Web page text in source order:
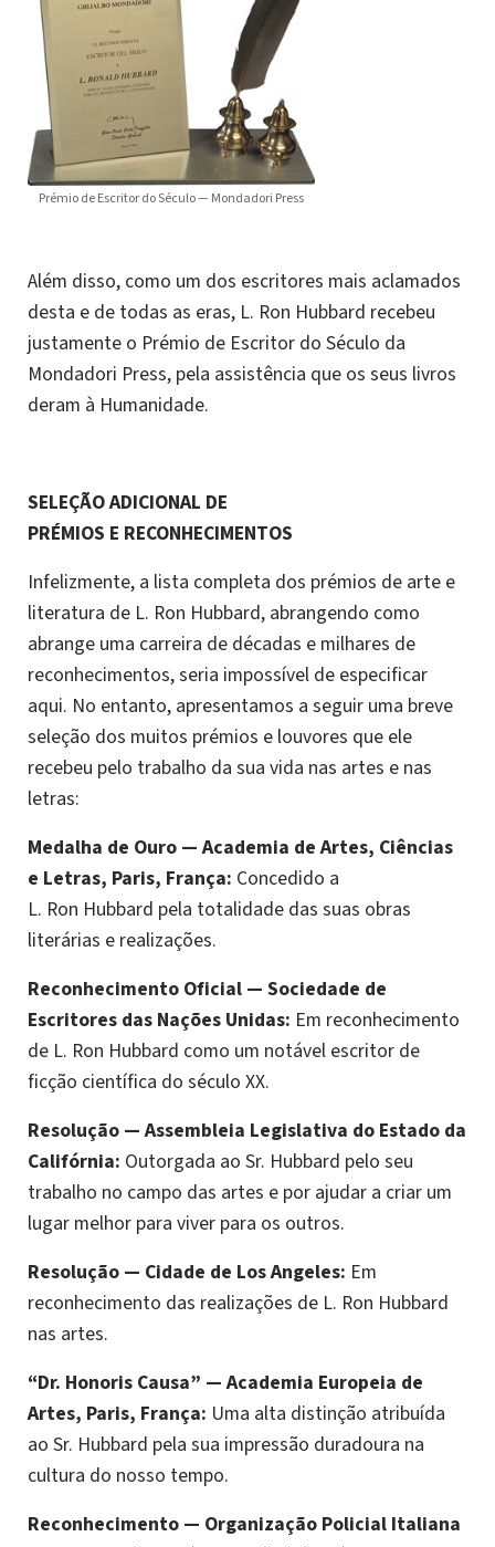
Prémio de Escritor do Século — Mondadori Press
Além disso, como um dos escritores mais aclamados
desta e de todas as eras, L. Ron Hubbard recebeu
justamente o Prémio de Escritor do Século da
Mondadori Press, pela assistência que os seus livros
deram à Humanidade.
SELEÇÃO ADICIONAL DE
PRÉMIOS E RECONHECIMENTOS
Infelizmente, a lista completa dos prémios de arte e
literatura de L. Ron Hubbard, abrangendo como
abrange uma carreira de décadas e milhares de
reconhecimentos, seria impossível de especificar
aqui. No entanto, apresentamos a seguir uma breve
seleção dos muitos prémios e louvores que ele
recebeu pelo trabalho da sua vida nas artes e nas
letras:
Medalha de Ouro — Academia de Artes, Ciências
e Letras, Paris, França: Concedido a
L. Ron Hubbard pela totalidade das suas obras
literárias e realizações.
Reconhecimento Oficial — Sociedade de
Escritores das Nações Unidas: Em reconhecimento
de L. Ron Hubbard como um notável escritor de
ficção científica do século XX.
Resolução —Assembleia Legislativa do Estado da
Califórnia: Outorgada ao Sr. Hubbard pelo seu
trabalho no campo das artes e por ajudar a criar um
lugar melhor para viver para os outros.
Resolução — Cidade de Los Angeles: Em
reconhecimento das realizações de L. Ron Hubbard
nas artes.
“Dr. Honoris Causa” —Academia Europeia de
Artes, Paris, França: Uma alta distinção atribuída
ao Sr. Hubbard pela sua impressão duradoura na
cultura do nosso tempo.
Reconhecimento — Organização Policial Italiana